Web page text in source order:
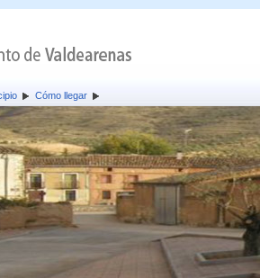
Cómo llegar